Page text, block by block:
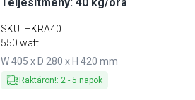
SKU: HKRA40
550 watt
W 405 x D 280 x H 420 mm
Raktáron!: 2 - 5 napok